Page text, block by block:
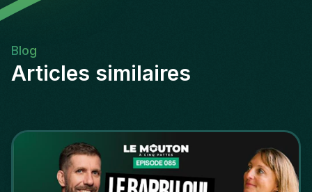
Blog
Articles similaires